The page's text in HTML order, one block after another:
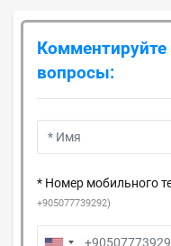
Комментируйте
вопросы:
* Номер мобильного
+905077739292)